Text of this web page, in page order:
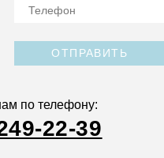
ОТПРАВИТЬ
по телефону:
22-39